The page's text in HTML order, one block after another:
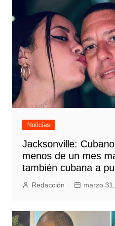
Noticias
Jacksonville:
menos de un mes
también cubana a
Redacción marzo